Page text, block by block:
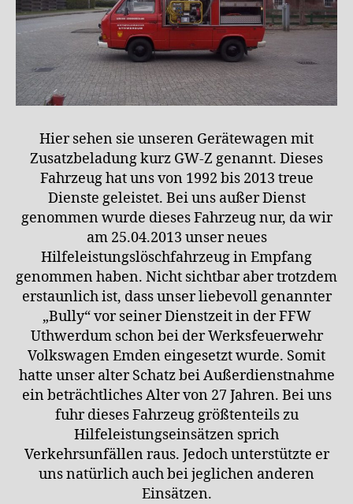
Hier sehen sie unseren Gerätewagen mit
Zusatzbeladung kurz GW-Z genannt. Dieses
Fahrzeug hat uns von 1992 bis 2013 treue
Dienste geleistet. Bei uns außer Dienst
genommen wurde dieses Fahrzeug nur, da wir
am 25.04.2013 unser neues
Hilfeleistungslöschfahrzeug in Empfang
genommen haben. Nicht sichtbar aber trotzdem
erstaunlich ist, dass unser liebevoll genannter
„Bully“ vor seiner Dienstzeit in der FFW
Uthwerdum schon bei der Werksfeuerwehr
Volkswagen Emden eingesetzt wurde. Somit
hatte unser alter Schatz bei Außerdienstnahme
ein beträchtliches Alter von 27 Jahren. Bei uns
fuhr dieses Fahrzeug größtenteils zu
Hilfeleistungseinsätzen sprich
Verkehrsunfällen raus. Jedoch unterstützte er
uns natürlich auch bei jeglichen anderen
Einsätzen.